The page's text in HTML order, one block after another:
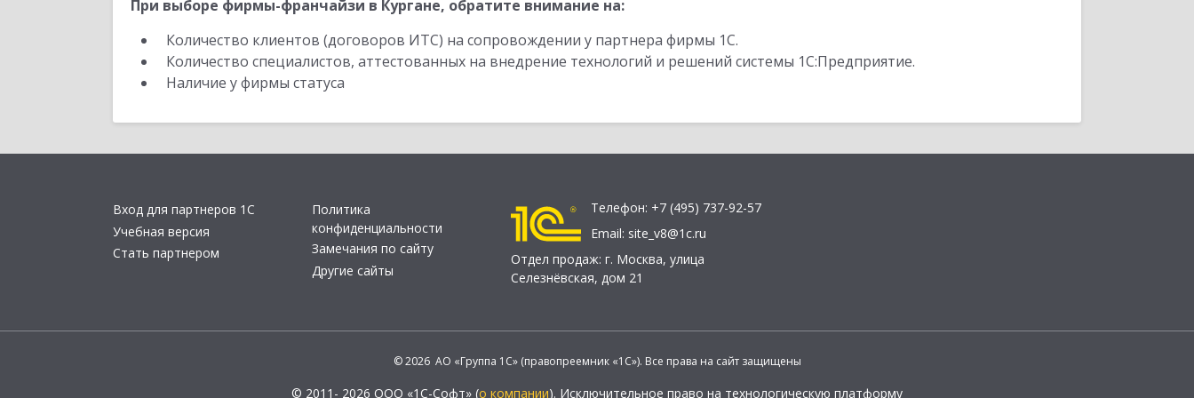
При выборе фирмы-франчайзи в Кургане, обратите внимание на:
Количество клиентов (договоров ИТС) на сопровождении у партнера фирмы 1С.
Количество специалистов, аттестованных на внедрение технологий и решений системы 1С:Предприятие.
Наличие у фирмы статуса
Вход для партнеров 1С
Учебная версия
Стать партнером
Политика
конфиденциальности
Замечания по сайту
Другие сайты
Телефон: +7 (495) 737-92-57
Email: site_v8@1c.ru
Отдел продаж: г. Москва, улица
Селезнёвская, дом 21
© 2026 АО «Группа 1С» (правопреемник «1С»). Все права на сайт защищены
© 2011- 2026 ООО «1С-Софт» (о компании). Исключительное право на технологическую платформу